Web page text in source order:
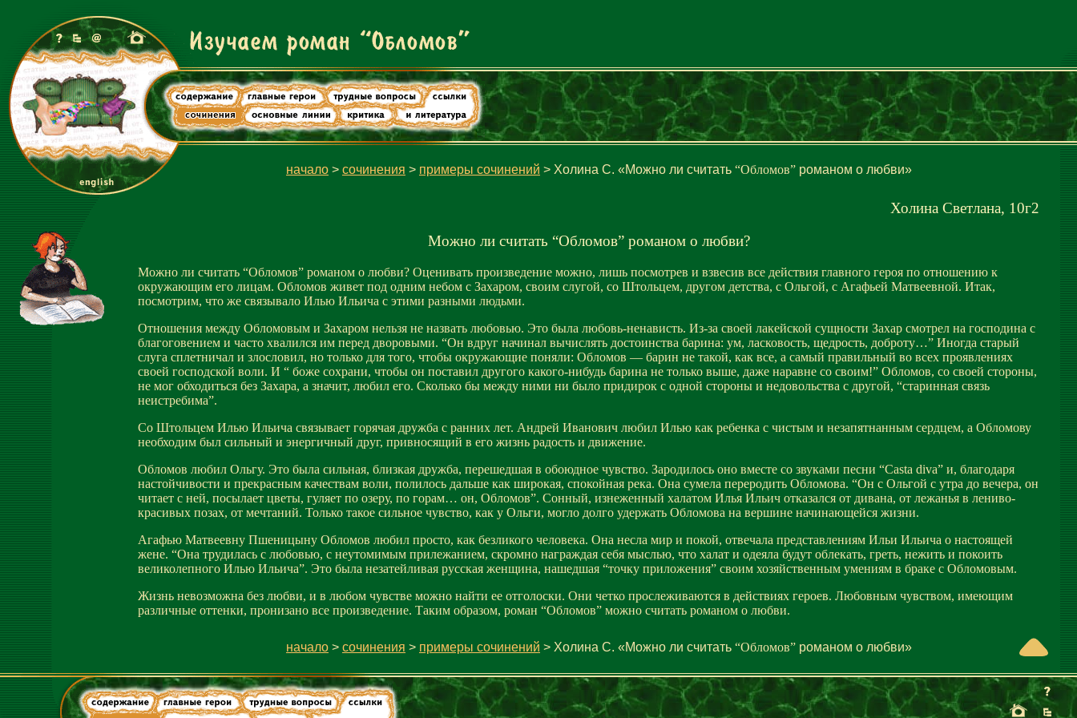
начало > сочинения > примеры сочинений > Холина С. «Можно ли считать “Обломов” романом о любви»
Холина Светлана, 10г2
Можно ли считать “Обломов” романом о любви?
Можно ли считать “Обломов” романом о любви? Оценивать произведение можно, лишь посмотрев и взвесив все действия главного героя по отношению к
окружающим его лицам. Обломов живет под одним небом с Захаром, своим слугой, со Штольцем, другом детства, с Ольгой, с Агафьей Матвеевной. Итак,
посмотрим, что же связывало Илью Ильича с этими разными людьми.
Отношения между Обломовым и Захаром нельзя не назвать любовью. Это была любовь-ненависть. Из-за своей лакейской сущности Захар смотрел на господина с
благоговением и часто хвалился им перед дворовыми. “Он вдруг начинал вычислять достоинства барина: ум, ласковость, щедрость, доброту…” Иногда старый
слуга сплетничал и злословил, но только для того, чтобы окружающие поняли: Обломов — барин не такой, как все, а самый правильный во всех проявлениях
своей господской воли. И “ боже сохрани, чтобы он поставил другого какого-нибудь барина не только выше, даже наравне со своим!” Обломов, со своей стороны,
не мог обходиться без Захара, а значит, любил его. Сколько бы между ними ни было придирок с одной стороны и недовольства с другой, “старинная связь
неистребима”.
Со Штольцем Илью Ильича связывает горячая дружба с ранних лет. Андрей Иванович любил Илью как ребенка с чистым и незапятнанным сердцем, а Обломову
необходим был сильный и энергичный друг, привносящий в его жизнь радость и движение.
Обломов любил Ольгу. Это была сильная, близкая дружба, перешедшая в обоюдное чувство. Зародилось оно вместе со звуками песни “Casta diva” и, благодаря
настойчивости и прекрасным качествам воли, полилось дальше как широкая, спокойная река. Она сумела переродить Обломова. “Он с Ольгой с утра до вечера, он
читает с ней, посылает цветы, гуляет по озеру, по горам… он, Обломов”. Сонный, изнеженный халатом Илья Ильич отказался от дивана, от лежанья в лениво-
красивых позах, от мечтаний. Только такое сильное чувство, как у Ольги, могло долго удержать Обломова на вершине начинающейся жизни.
Агафью Матвеевну Пшеницыну Обломов любил просто, как безликого человека. Она несла мир и покой, отвечала представлениям Ильи Ильича о настоящей
жене. “Она трудилась с любовью, с неутомимым прилежанием, скромно награждая себя мыслью, что халат и одеяла будут облекать, греть, нежить и покоить
великолепного Илью Ильича”. Это была незатейливая русская женщина, нашедшая “точку приложения” своим хозяйственным умениям в браке с Обломовым.
Жизнь невозможна без любви, и в любом чувстве можно найти ее отголоски. Они четко прослеживаются в действиях героев. Любовным чувством, имеющим
различные оттенки, пронизано все произведение. Таким образом, роман “Обломов” можно считать романом о любви.
начало > сочинения > примеры сочинений > Холина С. «Можно ли считать “Обломов” романом о любви»